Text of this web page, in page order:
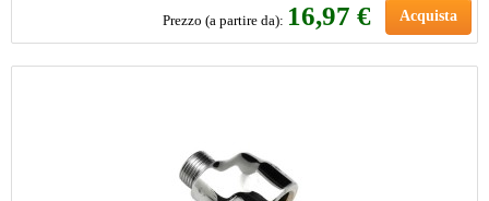
Prezzo (a partire da): 16,97 € Acquista